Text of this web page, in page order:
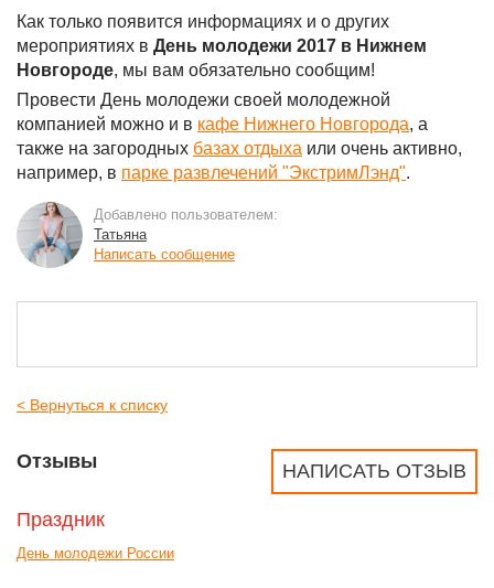
Как только появится информациях и о других
мероприятиях в День молодежи 2017 в Нижнем
Новгороде, мы вам обязательно сообщим!
Провести День молодежи своей молодежной
компанией можно и в кафе Нижнего Новгорода, а
также на загородных базах отдыха или очень активно,
например, в парке развлечений "ЭкстримЛэнд".
Добавлено пользователем:
Татьяна
Написать сообщение
< Вернуться к списку
НАПИСАТЬ ОТЗЫВ
Отзывы
Праздник
День молодежи России